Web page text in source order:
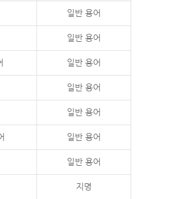
일반 용어
일반 용어
일반 용어
일반 용어
일반 용어
일반 용어
일반 용어
지명